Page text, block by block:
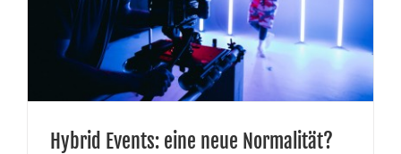
Hybrid Events: eine neue Normalität?